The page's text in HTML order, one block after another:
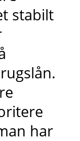
stabilt
har